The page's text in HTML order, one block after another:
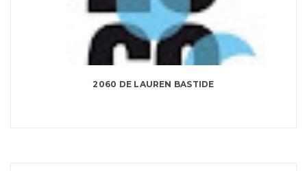
2060 DE LAUREN BASTIDE